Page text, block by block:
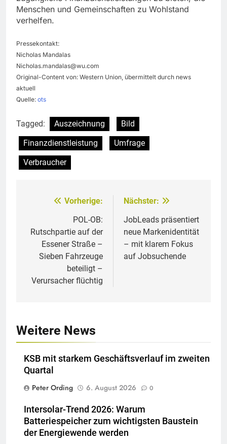
Menschen und Gemeinschaften zu Wohlstand
verhelfen.
Pressekontakt:
Nicholas Mandalas
Nicholas.mandalas@wu.com
Original-Content von: Western Union, übermittelt durch news
aktuell
Quelle: ots
Tagged: Auszeichnung
Bild
Finanzdienstleistung
Umfrage
Verbraucher
Beitragsnavigation
Vorherige:
POL-OB:
Rutschpartie auf der
Essener Straße –
Sieben Fahrzeuge
beteiligt –
Verursacher flüchtig
Nächster:
JobLeads präsentiert
neue Markenidentität
– mit klarem Fokus
auf Jobsuchende
Weitere News
KSB mit starkem Geschäftsverlauf im zweiten
Quartal
Peter Ording
6. August 2026 0
Intersolar-Trend 2026: Warum
Batteriespeicher zum wichtigsten Baustein
der Energiewende werden